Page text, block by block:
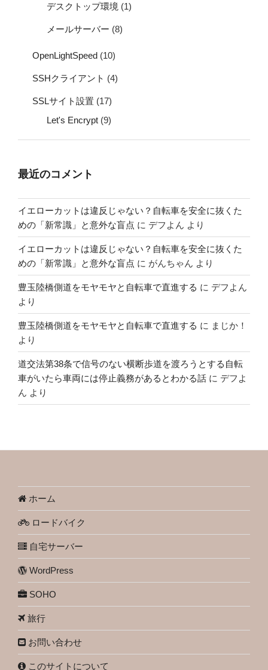
デスクトップ環境 (1)
メールサーバー (8)
OpenLightSpeed (10)
SSHクライアント (4)
SSLサイト設置 (17)
Let's Encrypt (9)
最近のコメント
イエローカットは違反じゃない？自転車を安全に抜くた
めの「新常識」と意外な盲点 に デフよん より
イエローカットは違反じゃない？自転車を安全に抜くた
めの「新常識」と意外な盲点 に がんちゃん より
豊玉陸橋側道をモヤモヤと自転車で直進する に デフよん
より
豊玉陸橋側道をモヤモヤと自転車で直進する に まじか！
より
道交法第38条で信号のない横断歩道を渡ろうとする自転
車がいたら車両には停止義務があるとわかる話 に デフよ
ん より
ホーム
ロードバイク
自宅サーバー
WordPress
SOHO
旅行
お問い合わせ
このサイトについて